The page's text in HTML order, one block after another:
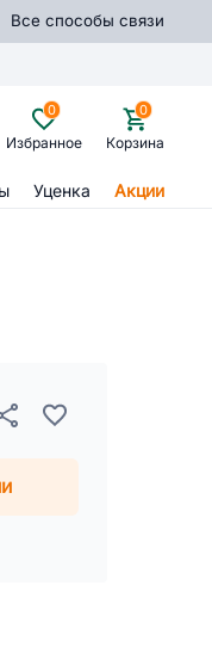
Все способы связи
Избранное
0
Корзина
0
Уценка Акции